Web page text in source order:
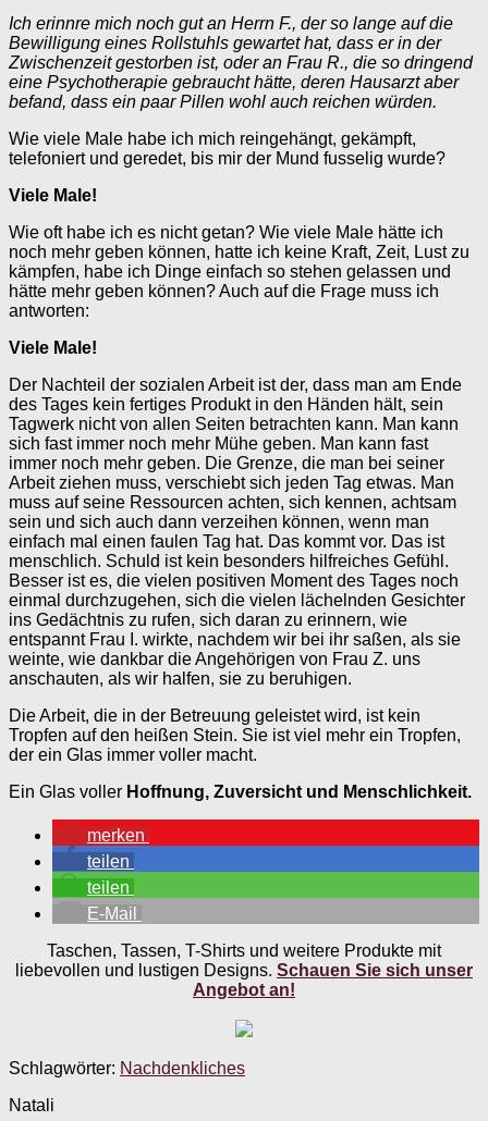
Ich erinnre mich noch gut an Herrn F., der so lange auf die
Bewilligung eines Rollstuhls gewartet hat, dass er in der
Zwischenzeit gestorben ist, oder an Frau R., die so dringend
eine Psychotherapie gebraucht hätte, deren Hausarzt aber
befand, dass ein paar Pillen wohl auch reichen würden.
Wie viele Male habe ich mich reingehängt, gekämpft,
telefoniert und geredet, bis mir der Mund fusselig wurde?
Viele Male!
Wie oft habe ich es nicht getan? Wie viele Male hätte ich
noch mehr geben können, hatte ich keine Kraft, Zeit, Lust zu
kämpfen, habe ich Dinge einfach so stehen gelassen und
hätte mehr geben können? Auch auf die Frage muss ich
antworten:
Viele Male!
Der Nachteil der sozialen Arbeit ist der, dass man am Ende
des Tages kein fertiges Produkt in den Händen hält, sein
Tagwerk nicht von allen Seiten betrachten kann. Man kann
sich fast immer noch mehr Mühe geben. Man kann fast
immer noch mehr geben. Die Grenze, die man bei seiner
Arbeit ziehen muss, verschiebt sich jeden Tag etwas. Man
muss auf seine Ressourcen achten, sich kennen, achtsam
sein und sich auch dann verzeihen können, wenn man
einfach mal einen faulen Tag hat. Das kommt vor. Das ist
menschlich. Schuld ist kein besonders hilfreiches Gefühl.
Besser ist es, die vielen positiven Moment des Tages noch
einmal durchzugehen, sich die vielen lächelnden Gesichter
ins Gedächtnis zu rufen, sich daran zu erinnern, wie
entspannt Frau I. wirkte, nachdem wir bei ihr saßen, als sie
weinte, wie dankbar die Angehörigen von Frau Z. uns
anschauten, als wir halfen, sie zu beruhigen.
Die Arbeit, die in der Betreuung geleistet wird, ist kein
Tropfen auf den heißen Stein. Sie ist viel mehr ein Tropfen,
der ein Glas immer voller macht.
Ein Glas voller Hoffnung, Zuversicht und Menschlichkeit.
merken
teilen
teilen
E-Mail
Taschen, Tassen, T-Shirts und weitere Produkte mit
liebevollen und lustigen Designs. Schauen Sie sich unser
Angebot an!
Schlagwörter: Nachdenkliches
Natali